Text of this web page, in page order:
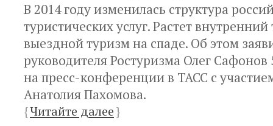
В 2014 году изменилась структура
туристических услуг. Растет
выездной туризм на спаде. Об этом
руководителя Ростуризма Олег Сафонов
на пресс-конференции в ТАСС с
Анатолия Пахомова.
{Читайте далее}